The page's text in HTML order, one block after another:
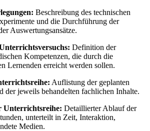
Beschreibung des technischen
und die Durchführung der
Auswertungsansätze.
Definition der
Kompetenzen, die durch die
Lernenden erreicht werden sollen.
Auflistung der geplanten
der jeweils behandelten fachlichen Inhalte.
Unterrichtsreihe: Detaillierter Ablauf der
unterteilt in Zeit, Interaktion,
Medien.